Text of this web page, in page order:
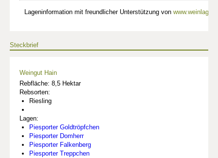
Lageninformation mit freundlicher Unterstützung von
Steckbrief
Weingut Hain
Rebfläche: 8,5 Hektar
Rebsorten:
Riesling
Lagen:
Piesporter Goldtröpfchen
Piesporter Domherr
Piesporter Falkenberg
Piesporter Treppchen